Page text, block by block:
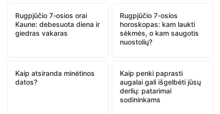
Rugpjūčio 7-osios orai
Kaune: debesuota diena ir
giedras vakaras
Rugpjūčio 7-osios
horoskopas: kam laukti
sėkmės, o kam saugotis
nuostolių?
Kaip atsiranda minėtinos
datos?
Kaip penki paprasti
augalai gali išgelbėti jūsų
derlių: patarimai
sodininkams